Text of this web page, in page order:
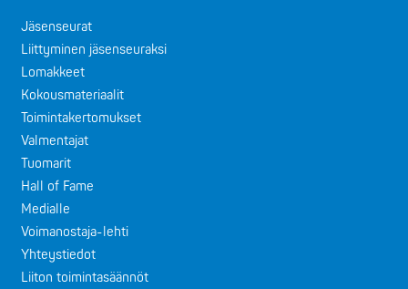
Jäsenseurat
Liittyminen jäsenseuraksi
Lomakkeet
Kokousmateriaalit
Toimintakertomukset
Valmentajat
Tuomarit
Hall of Fame
Medialle
Voimanostaja-lehti
Yhteystiedot
Liiton toimintasäännöt